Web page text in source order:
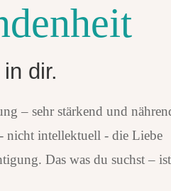
dir.
– sehr stärkend und
nicht intellektuell - die Liebe
Das was du suchst – ist